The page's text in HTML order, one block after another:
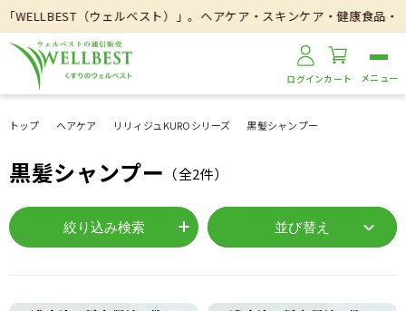
（ウェルベスト）」。ヘアケア・スキンケア・健康食品・医
ログインカート
トップ ヘアケア リリィジュKUROシリーズ 黒髪シャンプー
黒髪シャンプー （全2件）
絞り込み検索